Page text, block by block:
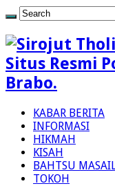
Situs Resmi
Brabo.
KABAR BERITA
INFORMASI
HIKMAH
KISAH
BAHTSU MASAIL